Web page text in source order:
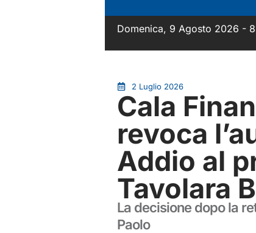
Domenica, 9 Agosto 2026 -
2 Luglio 2026
Cala
revoca
Addio al
Tavolara
La decisione dopo la
Paolo